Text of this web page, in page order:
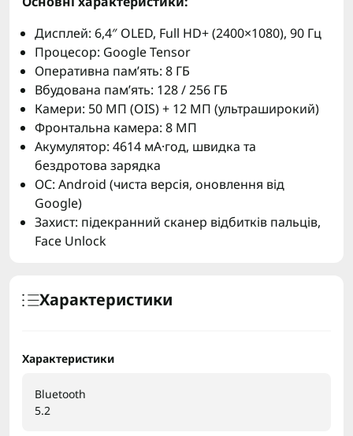
Дисплей: 6,4″ OLED, Full HD+ (2400×1080), 90 Гц
Процесор: Google Tensor
Оперативна пам’ять: 8 ГБ
Вбудована пам’ять: 128 / 256 ГБ
Камери: 50 МП (OIS) + 12 МП (ультраширокий)
Фронтальна камера: 8 МП
Акумулятор: 4614 мА·год, швидка та
бездротова зарядка
ОС: Android (чиста версія, оновлення від
Google)
Захист: підекранний сканер відбитків пальців,
Face Unlock
Характеристики
Характеристики
Bluetooth
5.2